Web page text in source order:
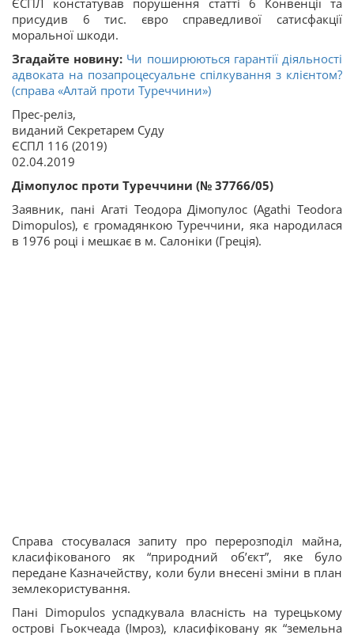
ЄСПЛ констатував порушення статті 6 Конвенції та
присудив 6 тис. євро справедливої сатисфакції
моральної шкоди.
Згадайте новину: Чи поширюються гарантії діяльності
адвоката на позапроцесуальне спілкування з клієнтом?
(справа «Алтай проти Туреччини»)
Прес-реліз,
виданий Секретарем Суду
ЄСПЛ 116 (2019)
02.04.2019
Дімопулос проти Туреччини (№ 37766/05)
Заявник, пані Агаті Теодора Дімопулос (Agathi Teodora
Dimopulos), є громадянкою Туреччини, яка народилася
в 1976 році і мешкає в м. Салоніки (Греція).
Справа стосувалася запиту про перерозподіл майна,
класифікованого як “природний об’єкт”, яке було
передане Казначейству, коли були внесені зміни в план
землекористування.
Пані Dimopulos успадкувала власність на турецькому
острові Гьокчеада (Імроз), класифіковану як “земельна